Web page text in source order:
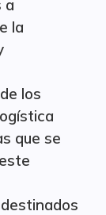
a
la
los
que se